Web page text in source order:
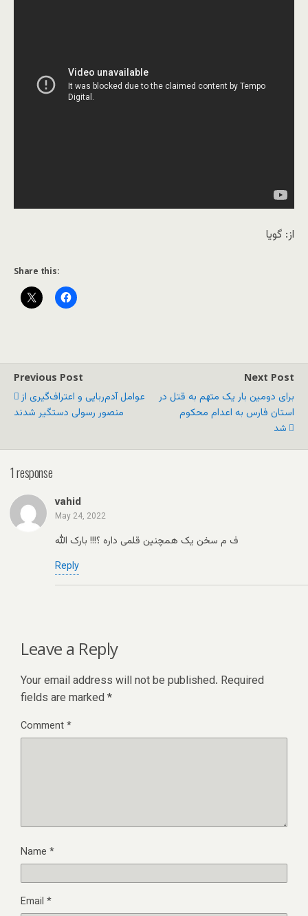
از: گویا
Share this:
Previous Post
عوامل آدم‌ربایی و اعتراف‌گیری از
منصور رسولی دستگیر شدند
Next Post
برای دومین بار یک متهم به قتل در
استان فارس به اعدام محکوم
شد
1 response
vahid
May 24, 2022
ف م سخن یک همچنین قلمی داره ؟!!! بارک الله
Reply
Leave a Reply
Your email address will not be published. Required
fields are marked *
Comment*
Name *
Email *